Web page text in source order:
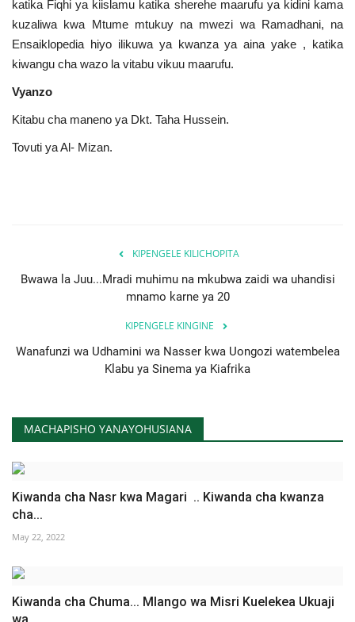
katika Fiqhi ya kiislamu katika sherehe maarufu ya kidini kama
kuzaliwa kwa Mtume mtukuy na mwezi wa Ramadhani, na
Ensaiklopedia hiyo ilikuwa ya kwanza ya aina yake , katika
kiwangu cha wazo la vitabu vikuu maarufu.
Vyanzo
Kitabu cha maneno ya Dkt. Taha Hussein.
Tovuti ya Al- Mizan.
KIPENGELE KILICHOPITA
Bwawa la Juu...Mradi muhimu na mkubwa zaidi wa uhandisi
mnamo karne ya 20
KIPENGELE KINGINE
Wanafunzi wa Udhamini wa Nasser kwa Uongozi watembelea
Klabu ya Sinema ya Kiafrika
MACHAPISHO YANAYOHUSIANA
Kiwanda cha Nasr kwa Magari .. Kiwanda cha kwanza
cha...
May 22, 2022
Kiwanda cha Chuma... Mlango wa Misri Kuelekea Ukuaji